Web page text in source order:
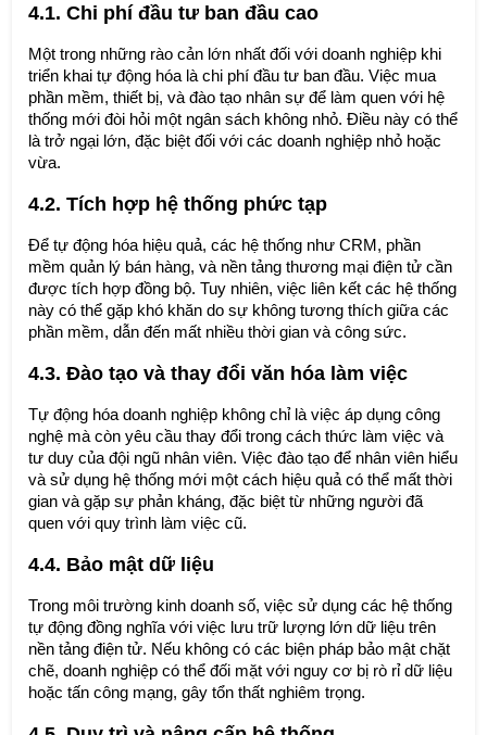
4.1. Chi phí đầu tư ban đầu cao
Một trong những rào cản lớn nhất đối với doanh nghiệp khi
triển khai tự động hóa là chi phí đầu tư ban đầu. Việc mua
phần mềm, thiết bị, và đào tạo nhân sự để làm quen với hệ
thống mới đòi hỏi một ngân sách không nhỏ. Điều này có thể
là trở ngại lớn, đặc biệt đối với các doanh nghiệp nhỏ hoặc
vừa.
4.2. Tích hợp hệ thống phức tạp
Để tự động hóa hiệu quả, các hệ thống như CRM, phần
mềm quản lý bán hàng, và nền tảng thương mại điện tử cần
được tích hợp đồng bộ. Tuy nhiên, việc liên kết các hệ thống
này có thể gặp khó khăn do sự không tương thích giữa các
phần mềm, dẫn đến mất nhiều thời gian và công sức.
4.3. Đào tạo và thay đổi văn hóa làm việc
Tự động hóa doanh nghiệp không chỉ là việc áp dụng công
nghệ mà còn yêu cầu thay đổi trong cách thức làm việc và
tư duy của đội ngũ nhân viên. Việc đào tạo để nhân viên hiểu
và sử dụng hệ thống mới một cách hiệu quả có thể mất thời
gian và gặp sự phản kháng, đặc biệt từ những người đã
quen với quy trình làm việc cũ.
4.4. Bảo mật dữ liệu
Trong môi trường kinh doanh số, việc sử dụng các hệ thống
tự động đồng nghĩa với việc lưu trữ lượng lớn dữ liệu trên
nền tảng điện tử. Nếu không có các biện pháp bảo mật chặt
chẽ, doanh nghiệp có thể đối mặt với nguy cơ bị rò rỉ dữ liệu
hoặc tấn công mạng, gây tổn thất nghiêm trọng.